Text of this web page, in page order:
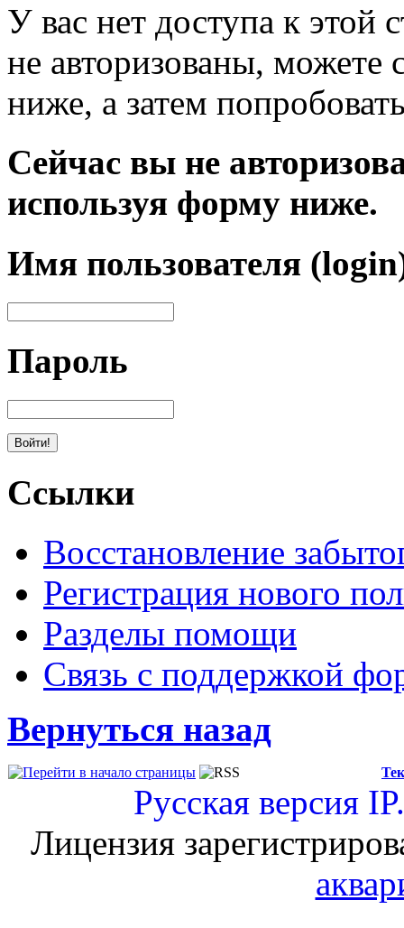
У вас нет доступа к
не авторизованы, можете
ниже, а затем
Сейчас вы не
используя форму ниже.
Имя пользователя
Пароль
Ссылки
Восстановление
Регистрация нового
Разделы помощи
Связь с поддержкой
Вернуться назад
Русская версия
Лицензия